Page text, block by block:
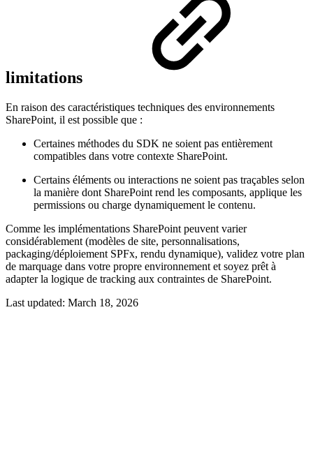
limitations
En raison des caractéristiques techniques des environnements
SharePoint, il est possible que :
Certaines méthodes du SDK ne soient pas entièrement
compatibles dans votre contexte SharePoint.
Certains éléments ou interactions ne soient pas traçables selon
la manière dont SharePoint rend les composants, applique les
permissions ou charge dynamiquement le contenu.
Comme les implémentations SharePoint peuvent varier
considérablement (modèles de site, personnalisations,
packaging/déploiement SPFx, rendu dynamique), validez votre plan
de marquage dans votre propre environnement et soyez prêt à
adapter la logique de tracking aux contraintes de SharePoint.
Last updated: March 18, 2026